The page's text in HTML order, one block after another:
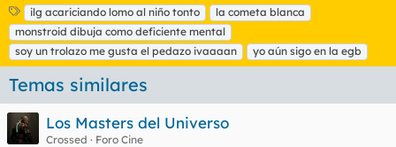
E
t
i
q
e
t
a
s
ilg acariciando lomo al niño tonto
la cometa blanca
monstroid dibuja como deficiente mental
soy un trolazo me gusta el pedazo ivaaaan
yo aún sigo en la egb
Temas similares
Los Masters del Universo
Crossed
Foro Cine